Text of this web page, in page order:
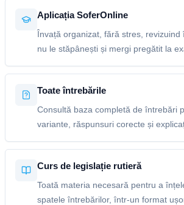
Aplicația SoferOnline
Învață organizat, fără stres, revizuind
nu le stăpânești și mergi pregătit la
Toate întrebările
Consultă baza completă de întrebări
variante, răspunsuri corecte și
Curs de legislație rutieră
Toată materia necesară pentru a
spatele întrebărilor, într-un format